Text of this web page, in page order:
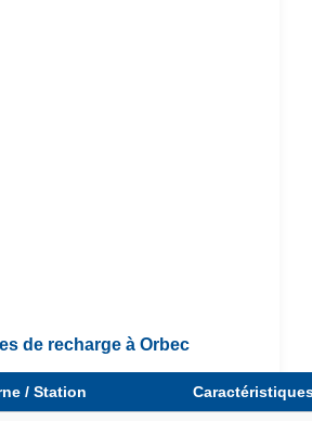
de recharge à Orbec
/ Station